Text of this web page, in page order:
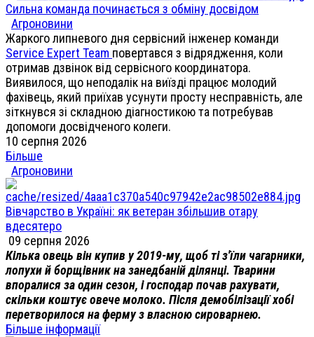
Сильна команда починається з обміну досвідом
Агроновини
Жаркого липневого дня сервісний інженер команди
Service Expert Team повертався з відрядження, коли
отримав дзвінок від сервісного координатора.
Виявилося, що неподалік на виїзді працює молодий
фахівець, який приїхав усунути просту несправність, але
зіткнувся зі складною діагностикою та потребував
допомоги досвідченого колеги.
10 серпня 2026
Більше
Агроновини
Вівчарство в Україні: як ветеран збільшив отару
вдесятеро
09 серпня 2026
Кілька овець він купив у 2019-му, щоб ті з'їли чагарники,
лопухи й борщівник на занедбаній ділянці. Тварини
впоралися за один сезон, і господар почав рахувати,
скільки коштує овече молоко. Після демобілізації хобі
перетворилося на ферму з власною сироварнею.
Більше інформації